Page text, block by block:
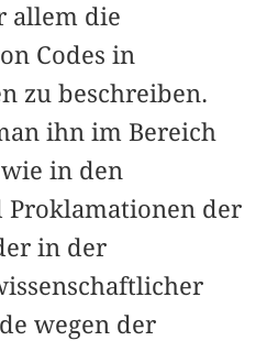
allem die
Codes in
zu beschreiben.
ihn im Bereich
in den
Proklamationen der
in der
wegen der